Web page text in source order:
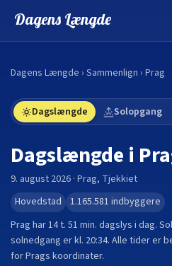
Dagens Længde
Dagens Længde › Sammenlign › Prag
Dagslængde Solopgang
Dagslængde i
9. august 2026 · Prag, Tjekkiet
Hovedstad
1.165.581 indbyggere
Prag har14 t. 51 min. dagslys i dag.
solnedgang er kl. 20:34. Alle tider er
forPrags koordinater.